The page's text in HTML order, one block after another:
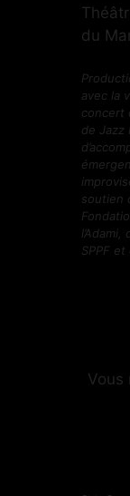
du
avec la
concert
de Jazz
soutien
SPPF et
Vous